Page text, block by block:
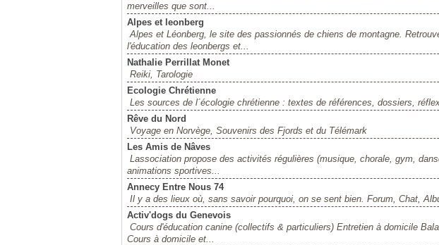
merveilles que sont...
Alpes et leonberg
Alpes et Léonberg, le site des passionnés de chiens de montagne.
l'éducation des leonbergs et...
Nathalie Perrillat Monet
Reiki, Tarologie
Ecologie Chrétienne
Les sources de l´écologie chrétienne : textes de références, dossiers,
Rêve du Nord
Voyage en Norvège, Souvenirs des Fjords et du Télémark
Les Amis de Nâves
Lassociation propose des activités régulières (musique, chorale, gym,
animations sportives...
Annecy Entre Nous 74
Il y a des lieux où, sans savoir pourquoi, on se sent bien. Forum, Chat,
Activ'dogs du Genevois
Cours d'éducation canine (collectifs & particuliers) Entretien à domicile
Cours à domicile et...